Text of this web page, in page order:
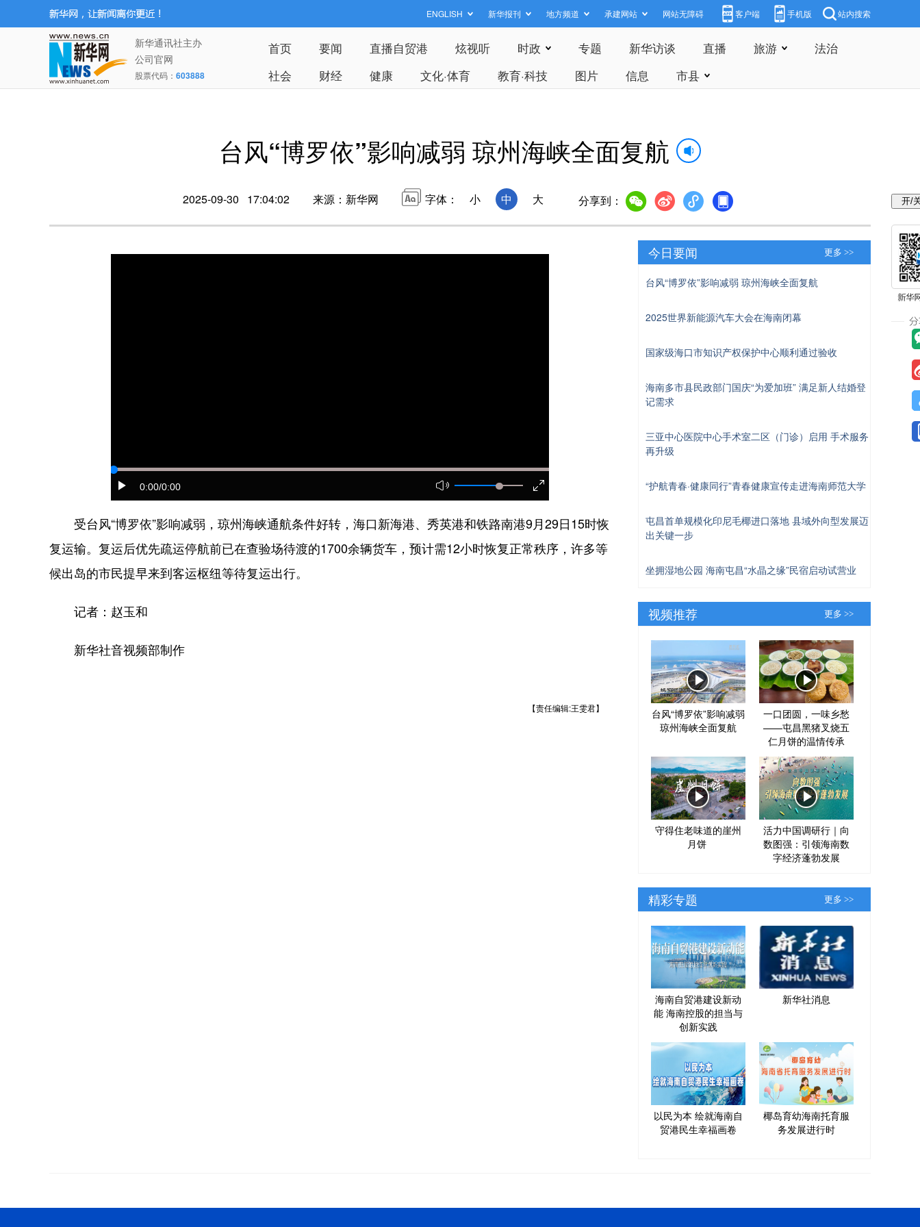
ENGLISH 新华报刊 地方频道 承建网站 网站无障碍 客户端 手机版 站内搜索
新华通讯社主办
公司官网
股票代码： 603888
首页 要闻 直播自贸港 炫视听 时政 专题 新华访谈 直播 旅游
法治
社会
财经 健康 文化·体育 教育·科技 图片 信息 市县
台风“博罗依”影响减弱 琼州海峡全面复航
2025-09-30 17:04:02 来源：新华网 字体： 小 中 大 分享到：
0:00/0:00
受台风“博罗依”影响减弱，琼州海峡通航条件好转，海口新海港、秀英港和铁路南港9月29日15时恢
复运输。复运后优先疏运停航前已在查验场待渡的1700余辆货车，预计需12小时恢复正常秩序，许多等
候出岛的市民提早来到客运枢纽等待复运出行。
记者：赵玉和
新华社音视频部制作
【责任编辑:王雯君】
今日要闻 更多 >>
台风“博罗依”影响减弱 琼州海峡全面复航
2025世界新能源汽车大会在海南闭幕
国家级海口市知识产权保护中心顺利通过验收
海南多市县民政部门国庆“为爱加班” 满足新人结婚登
记需求
三亚中心医院中心手术室二区（门诊）启用 手术服务
再升级
“护航青春·健康同行”青春健康宣传走进海南师范大学
屯昌首单规模化印尼毛椰进口落地 县域外向型发展迈
出关键一步
坐拥湿地公园 海南屯昌“水晶之缘”民宿启动试营业
视频推荐 更多 >>
台风“博罗依”影响减弱
琼州海峡全面复航
一口团圆，一味乡愁
——屯昌黑猪叉烧五
仁月饼的温情传承
守得住老味道的崖州
月饼
活力中国调研行｜向
数图强：引领海南数
字经济蓬勃发展
精彩专题 更多 >>
海南自贸港建设新动
能 海南控股的担当与
创新实践
新华社消息
以民为本 绘就海南自
贸港民生幸福画卷
椰岛育幼海南托育服
务发展进行时